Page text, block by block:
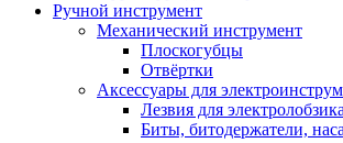
Ручной инструмент
Механический инструмент
Плоскогубцы
Отвёртки
Аксессуары для
Лезвия для электролобзика
Биты, битодержатели,